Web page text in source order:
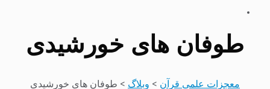
طوفان های خورشیدی
معجزات علمی قرآن > وبلاگ > طوفان های خورشیدی